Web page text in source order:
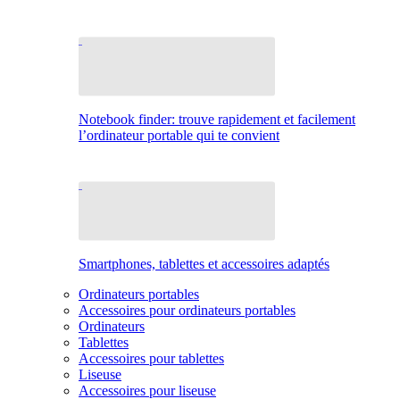
Notebook finder: trouve rapidement et facilement
l’ordinateur portable qui te convient
Smartphones, tablettes et accessoires adaptés
Ordinateurs portables
Accessoires pour ordinateurs portables
Ordinateurs
Tablettes
Accessoires pour tablettes
Liseuse
Accessoires pour liseuse